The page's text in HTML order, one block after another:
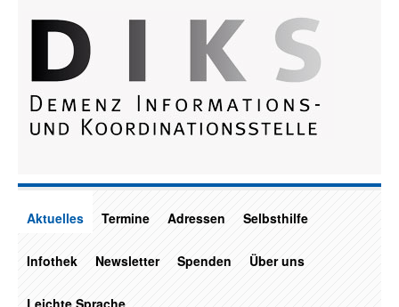
Aktuelles Termine Adressen Selbsthilfe
Infothek Newsletter Spenden Über uns
Leichte Sprache